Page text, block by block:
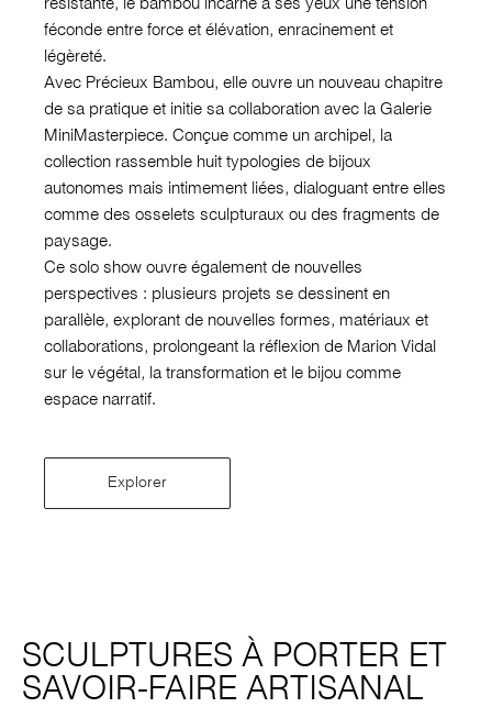
résistante, le bambou incarne à ses yeux une tension
féconde entre force et élévation, enracinement et
légèreté.
Avec Précieux Bambou, elle ouvre un nouveau chapitre
de sa pratique et initie sa collaboration avec la Galerie
MiniMasterpiece. Conçue comme un archipel, la
collection rassemble huit typologies de bijoux
autonomes mais intimement liées, dialoguant entre elles
comme des osselets sculpturaux ou des fragments de
paysage.
Ce solo show ouvre également de nouvelles
perspectives : plusieurs projets se dessinent en
parallèle, explorant de nouvelles formes, matériaux et
collaborations, prolongeant la réflexion de Marion Vidal
sur le végétal, la transformation et le bijou comme
espace narratif.
Explorer
SCULPTURES À PORTER ET
SAVOIR-FAIRE ARTISANAL